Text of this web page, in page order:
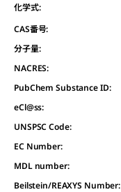
化学式:
CAS番号:
分子量:
NACRES:
PubChem Substance ID:
eCl@ss:
UNSPSC Code:
EC Number:
MDL number:
Beilstein/REAXYS Number: